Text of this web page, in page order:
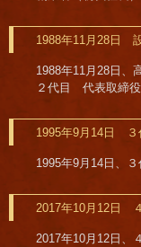
1988年11月28日
1988年11月28日、
２代目 代表取締
1995年9月14日 ３
1995年9月14日、
2017年10月12日
2017年10月12日